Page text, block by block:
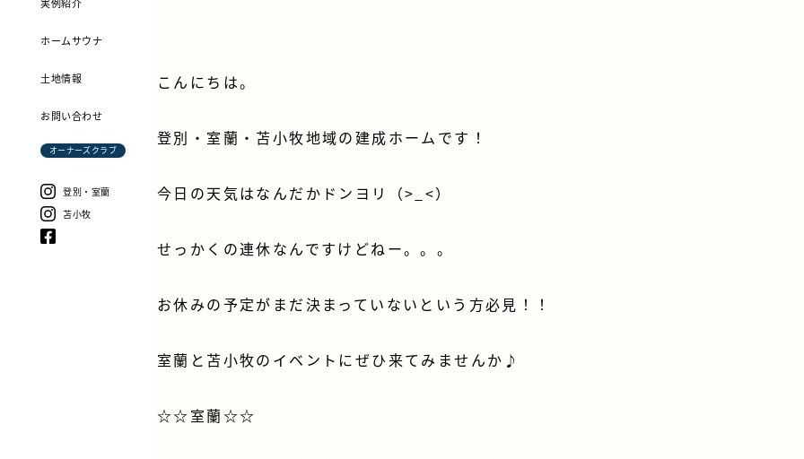
ホームサウナ
土地情報
お問い合わせ
オーナーズクラブ
登別・室蘭
苫小牧
こんにちは。
登別・室蘭・苫小牧地域の建成ホームです！
今日の天気はなんだかドンヨリ（>_<）
せっかくの連休なんですけどねー。。。
お休みの予定がまだ決まっていないという方必見！！
室蘭と苫小牧のイベントにぜひ来てみませんか♪
☆☆室蘭☆☆